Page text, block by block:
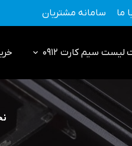
ما سامانه مشتریان
لیست سیم کارت 0912